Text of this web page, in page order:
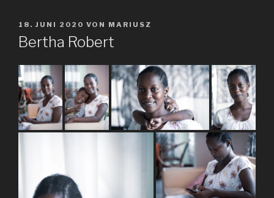
VERÖFFENTLICHT
AM
18. JUNI 2020 VON MARIUSZ
Bertha Robert